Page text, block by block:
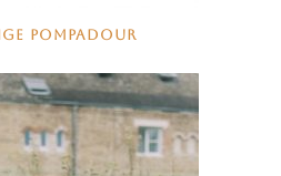
POMPADOUR